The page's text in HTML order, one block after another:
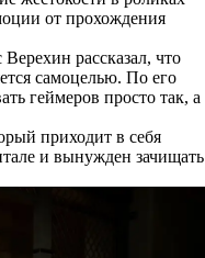
от прохождения
рассказал, что
самоцелью. По его
геймеров просто так, а
приходит в себя
и вынужден зачищать